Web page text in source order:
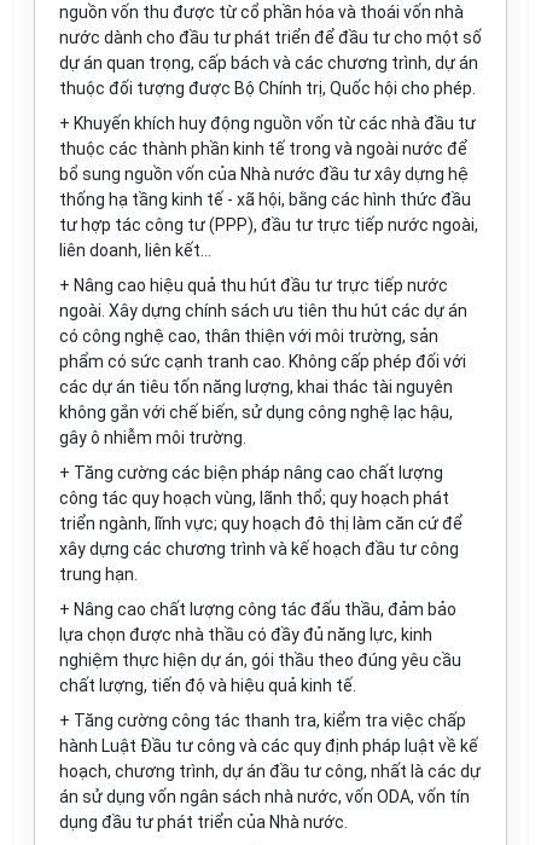
nguồn vốn thu được từ cổ phần hóa và thoái vốn nhà
nước dành cho đầu tư phát triển để đầu tư cho một số
dự án quan trọng, cấp bách và các chương trình, dự án
thuộc đối tượng được Bộ Chính trị, Quốc hội cho phép.
+ Khuyến khích huy động nguồn vốn từ các nhà đầu tư
thuộc các thành phần kinh tế trong và ngoài nước để
bổ sung nguồn vốn của Nhà nước đầu tư xây dựng hệ
thống hạ tầng kinh tế - xã hội, bằng các hình thức đầu
tư hợp tác công tư (PPP), đầu tư trực tiếp nước ngoài,
liên doanh, liên kết...
+ Nâng cao hiệu quả thu hút đầu tư trực tiếp nước
ngoài. Xây dựng chính sách ưu tiên thu hút các dự án
có công nghệ cao, thân thiện với môi trường, sản
phẩm có sức cạnh tranh cao. Không cấp phép đối với
các dự án tiêu tốn năng lượng, khai thác tài nguyên
không gắn với chế biến, sử dụng công nghệ lạc hậu,
gây ô nhiễm môi trường.
+ Tăng cường các biện pháp nâng cao chất lượng
công tác quy hoạch vùng, lãnh thổ; quy hoạch phát
triển ngành, lĩnh vực; quy hoạch đô thị làm căn cứ để
xây dựng các chương trình và kế hoạch đầu tư công
trung hạn.
+ Nâng cao chất lượng công tác đấu thầu, đảm bảo
lựa chọn được nhà thầu có đầy đủ năng lực, kinh
nghiệm thực hiện dự án, gói thầu theo đúng yêu cầu
chất lượng, tiến độ và hiệu quả kinh tế.
+ Tăng cường công tác thanh tra, kiểm tra việc chấp
hành Luật Đầu tư công và các quy định pháp luật về kế
hoạch, chương trình, dự án đầu tư công, nhất là các dự
án sử dụng vốn ngân sách nhà nước, vốn ODA, vốn tín
dụng đầu tư phát triển của Nhà nước.